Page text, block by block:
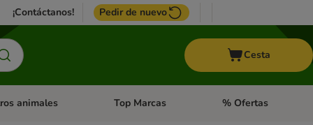
¡Contáctanos! Pedir de nuevo
Cesta
Roedores y +
de categoria abierto: Pájaros
animales Menú de categoria abierto: Otros animales
Top Marcas Menú de categoria
% Ofertas